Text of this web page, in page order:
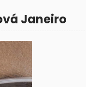
Janeiro